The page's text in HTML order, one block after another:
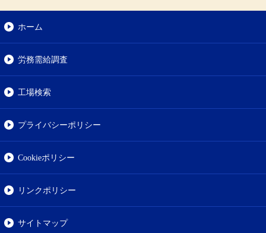
ホーム
労務需給調査
工場検索
プライバシーポリシー
Cookieポリシー
リンクポリシー
サイトマップ